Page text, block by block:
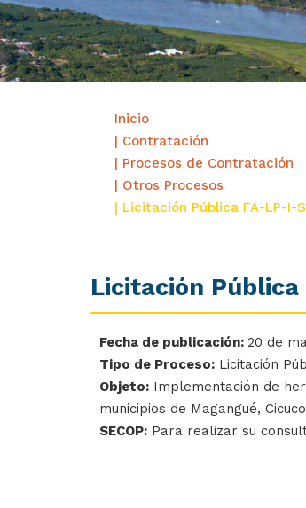
Inicio
| Contratación
| Procesos de Contratación
| Otros Procesos
| Licitación Pública FA-LP-I-
Licitación
Fecha de publicación: 20 de
Tipo de Proceso: Licitación
Objeto: Implementación de
municipios de Magangué,
SECOP: Para realizar su